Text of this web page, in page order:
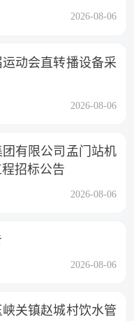
2026-08-06
运动会直转播设备采
2026-08-06
团有限公司孟门站机
招标公告
2026-08-06
2026-08-06
峡关镇赵城村饮水管